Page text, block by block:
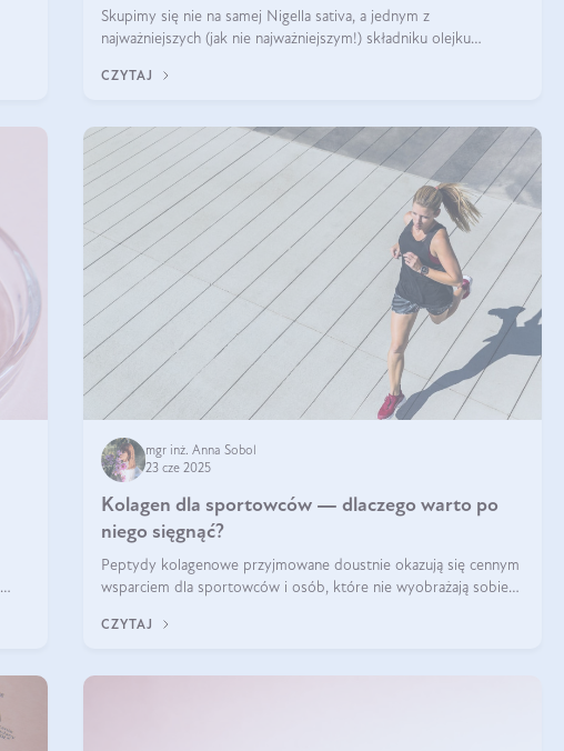
Skupimy się nie na samej Nigella sativa, a jednym z
najważniejszych (jak nie najważniejszym!) składniku olejku
CZYTAJ
mgr inż. Anna Sobol
23 cze 2025
Kolagen dla sportowców — dlaczego warto po
niego sięgnąć?
Peptydy kolagenowe przyjmowane doustnie okazują się cennym
wsparciem dla sportowców i osób, które nie wyobrażają sobie
CZYTAJ